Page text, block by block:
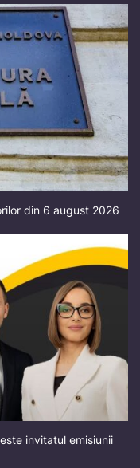
din 6 august 2026
invitatul emisiunii